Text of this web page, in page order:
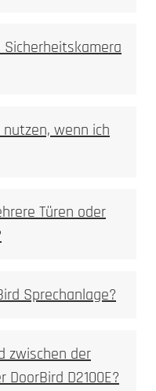
Sicherheitskamera
wenn ich
Türen oder
Sprechanlage?
zwischen der
DoorBird D2100E?